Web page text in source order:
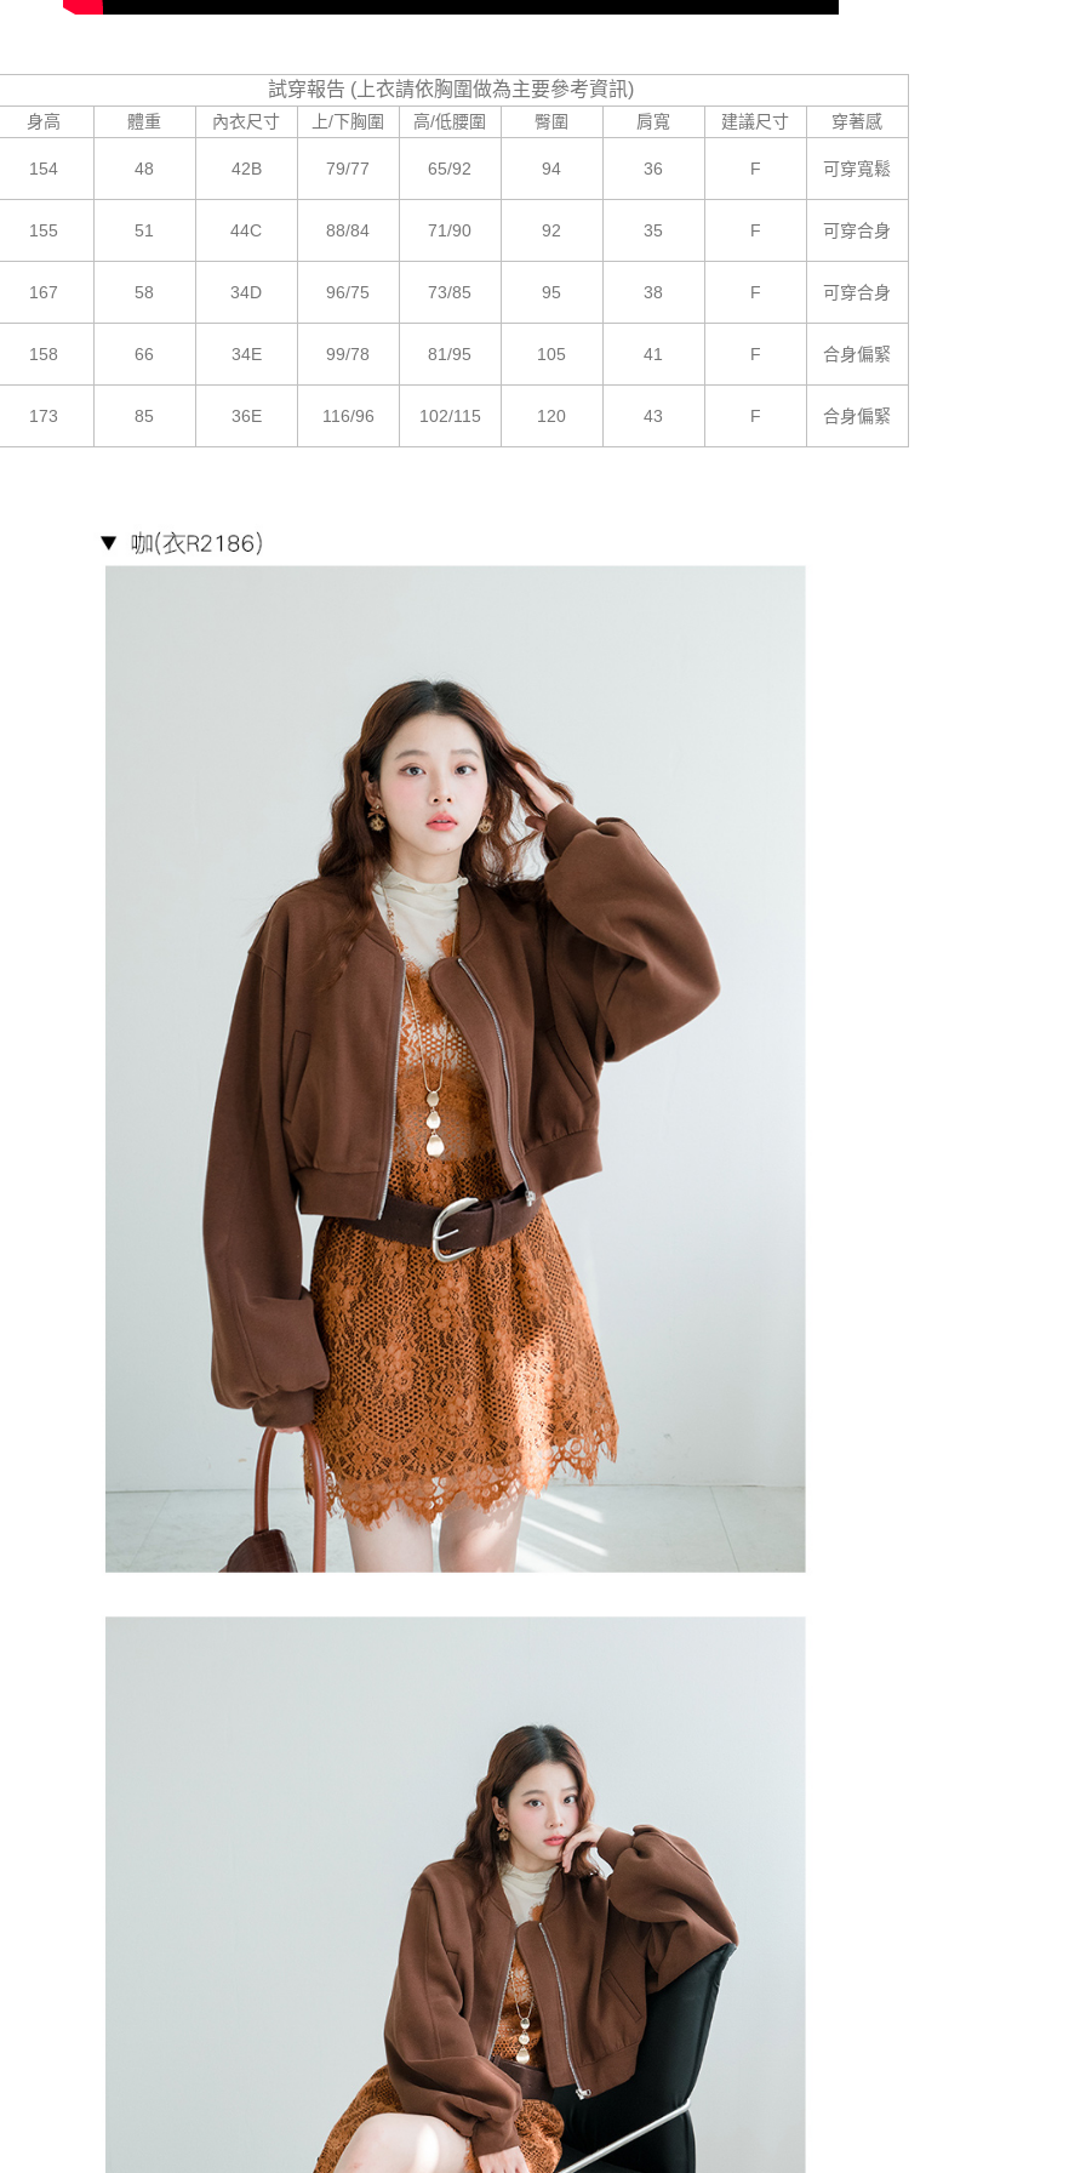
試穿報告 (上衣請依胸圍做為主要參考資訊)
身高 體重 內衣尺寸 上/下胸圍 高/低腰圍 臀圍 肩寬 建議尺寸 穿著感
154 48 42B 79/77 65/92 94 36 F 可穿寬鬆
155 51 44C 88/84 71/90 92 35 F 可穿合身
167 58 34D 96/75 73/85 95 38 F 可穿合身
158 66 34E 99/78 81/95 105 41 F 合身偏緊
173 85 36E 116/96 102/115 120 43 F 合身偏緊